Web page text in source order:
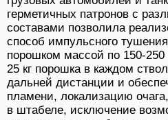
герметичных патронов с
составами позволила
способ импульсного
порошком массой по 150-250
25 кг порошка в каждом
дальней дистанции и
пламени, локализацию
в штабеле, исключение